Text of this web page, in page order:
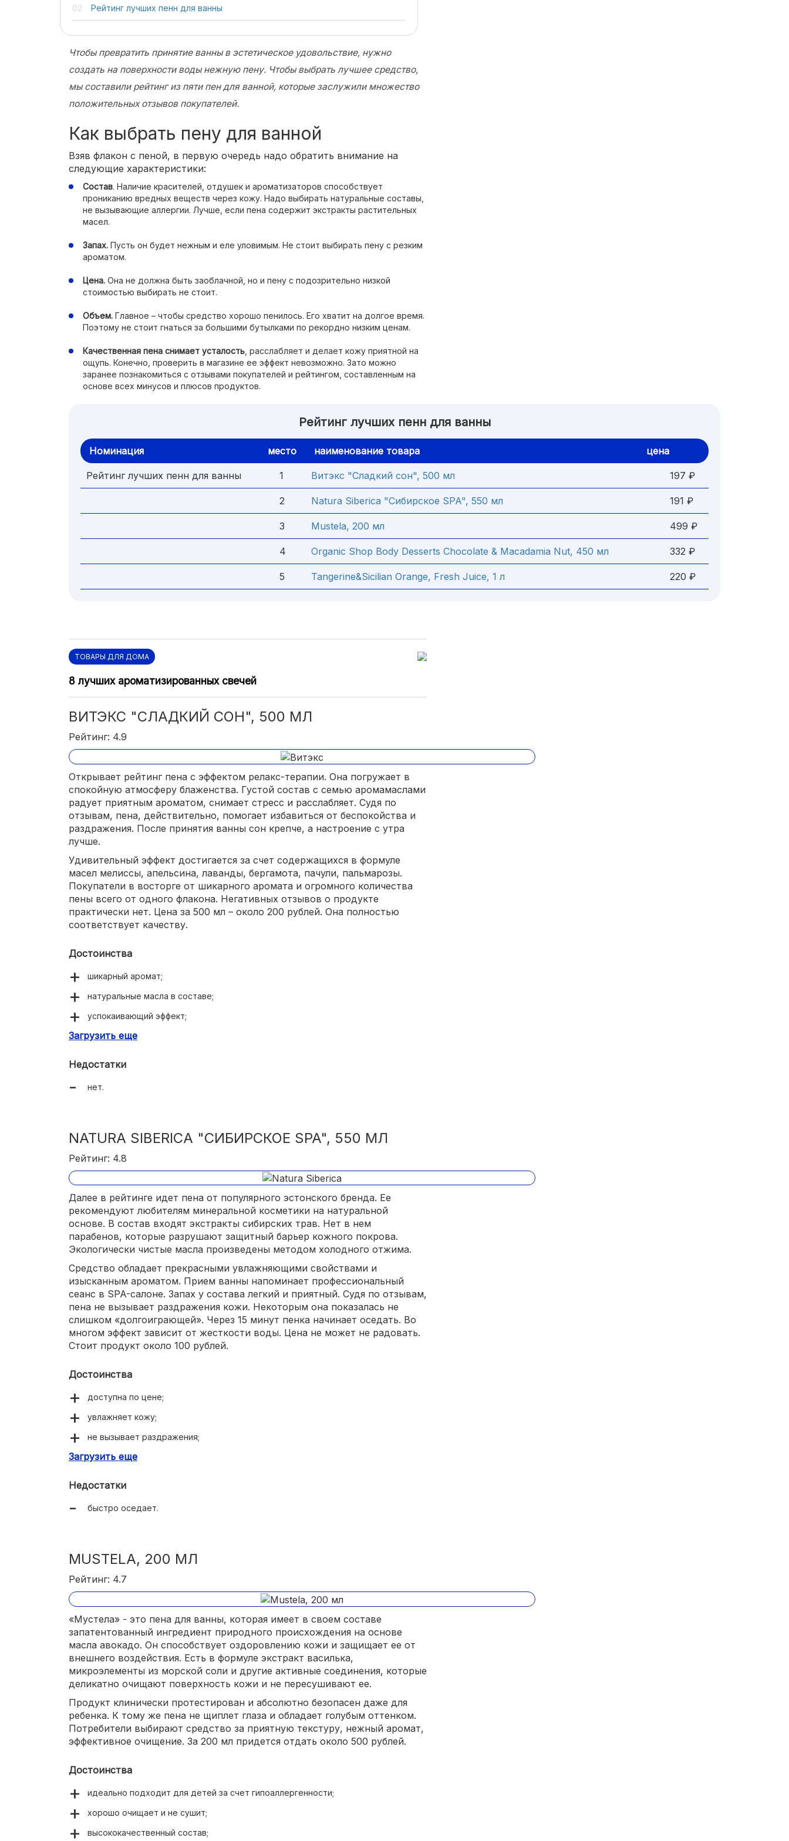
Рейтинг лучших пенн для ванны
Чтобы превратить принятие ванны в эстетическое удовольствие, нужно
создать на поверхности воды нежную пену. Чтобы выбрать лучшее средство,
мы составили рейтинг из пяти пен для ванной, которые заслужили множество
положительных отзывов покупателей.
Как выбрать пену для ванной
Взяв флакон с пеной, в первую очередь надо обратить внимание на
следующие характеристики:
Состав. Наличие красителей, отдушек и ароматизаторов способствует
прониканию вредных веществ через кожу. Надо выбирать натуральные составы,
не вызывающие аллергии. Лучше, если пена содержит экстракты растительных
масел.
Запах. Пусть он будет нежным и еле уловимым. Не стоит выбирать пену с резким
ароматом.
Цена. Она не должна быть заоблачной, но и пену с подозрительно низкой
стоимостью выбирать не стоит.
Объем. Главное – чтобы средство хорошо пенилось. Его хватит на долгое время.
Поэтому не стоит гнаться за большими бутылками по рекордно низким ценам.
Качественная пена снимает усталость , расслабляет и делает кожу приятной на
ощупь. Конечно, проверить в магазине ее эффект невозможно. Зато можно
заранее познакомиться с отзывами покупателей и рейтингом, составленным на
основе всех минусов и плюсов продуктов.
Рейтинг лучших пенн для ванны
Номинация место наименование товара цена
Рейтинг лучших пенн для ванны 1 Витэкс "Сладкий сон", 500 мл 197 ₽
2 Natura Siberica "Сибирское SPA", 550 мл 191 ₽
3 Mustela, 200 мл 499 ₽
4 Organic Shop Body Desserts Chocolate & Macadamia Nut, 450 мл 332 ₽
5 Tangerine&Sicilian Orange, Fresh Juice, 1 л 220 ₽
ТОВАРЫ ДЛЯ ДОМА
8 лучших ароматизированных свечей
ВИТЭКС "СЛАДКИЙ СОН", 500 МЛ
Рейтинг: 4.9
Открывает рейтинг пена с эффектом релакс-терапии. Она погружает в
спокойную атмосферу блаженства. Густой состав с семью аромамаслами
радует приятным ароматом, снимает стресс и расслабляет. Судя по
отзывам, пена, действительно, помогает избавиться от беспокойства и
раздражения. После принятия ванны сон крепче, а настроение с утра
лучше.
Удивительный эффект достигается за счет содержащихся в формуле
масел мелиссы, апельсина, лаванды, бергамота, пачули, пальмарозы.
Покупатели в восторге от шикарного аромата и огромного количества
пены всего от одного флакона. Негативных отзывов о продукте
практически нет. Цена за 500 мл – около 200 рублей. Она полностью
соответствует качеству.
Достоинства
шикарный аромат;
натуральные масла в составе;
успокаивающий эффект;
минимальная расходность.
Загрузить еще
Недостатки
нет.
NATURA SIBERICA "СИБИРСКОЕ SPA", 550 МЛ
Рейтинг: 4.8
Далее в рейтинге идет пена от популярного эстонского бренда. Ее
рекомендуют любителям минеральной косметики на натуральной
основе. В состав входят экстракты сибирских трав. Нет в нем
парабенов, которые разрушают защитный барьер кожного покрова.
Экологически чистые масла произведены методом холодного отжима.
Средство обладает прекрасными увлажняющими свойствами и
изысканным ароматом. Прием ванны напоминает профессиональный
сеанс в SPA-салоне. Запах у состава легкий и приятный. Судя по отзывам,
пена не вызывает раздражения кожи. Некоторым она показалась не
слишком «долгоиграющей». Через 15 минут пенка начинает оседать. Во
многом эффект зависит от жесткости воды. Цена не может не радовать.
Стоит продукт около 100 рублей.
Достоинства
доступна по цене;
увлажняет кожу;
не вызывает раздражения;
исключительно натуральный состав.
Загрузить еще
Недостатки
быстро оседает.
MUSTELA, 200 МЛ
Рейтинг: 4.7
«Мустела» - это пена для ванны, которая имеет в своем составе
запатентованный ингредиент природного происхождения на основе
масла авокадо. Он способствует оздоровлению кожи и защищает ее от
внешнего воздействия. Есть в формуле экстракт василька,
микроэлементы из морской соли и другие активные соединения, которые
деликатно очищают поверхность кожи и не пересушивают ее.
Продукт клинически протестирован и абсолютно безопасен даже для
ребенка. К тому же пена не щиплет глаза и обладает голубым оттенком.
Потребители выбирают средство за приятную текстуру, нежный аромат,
эффективное очищение. За 200 мл придется отдать около 500 рублей.
Достоинства
идеально подходит для детей за счет гипоаллергенности;
хорошо очищает и не сушит;
высококачественный состав;